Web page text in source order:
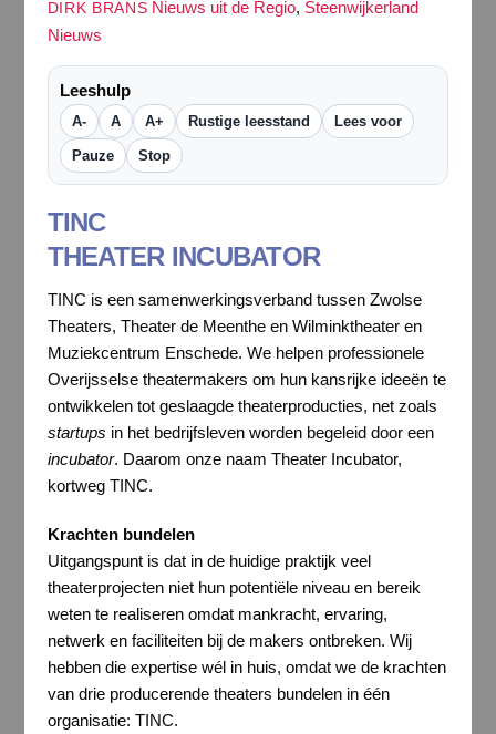
DIRK BRANS Nieuws uit de Regio, Steenwijkerland
Nieuws
Leeshulp
A- A A+ Rustige leesstand Lees voor
Pauze Stop
TINC
THEATER INCUBATOR
TINC is een samenwerkingsverband tussen Zwolse
Theaters, Theater de Meenthe en Wilminktheater en
Muziekcentrum Enschede. We helpen professionele
Overijsselse theatermakers om hun kansrijke ideeën te
ontwikkelen tot geslaagde theaterproducties, net zoals
startups in het bedrijfsleven worden begeleid door een
incubator. Daarom onze naam Theater Incubator,
kortweg TINC.
Krachten bundelen
Uitgangspunt is dat in de huidige praktijk veel
theaterprojecten niet hun potentiële niveau en bereik
weten te realiseren omdat mankracht, ervaring,
netwerk en faciliteiten bij de makers ontbreken. Wij
hebben die expertise wél in huis, omdat we de krachten
van drie producerende theaters bundelen in één
organisatie: TINC.